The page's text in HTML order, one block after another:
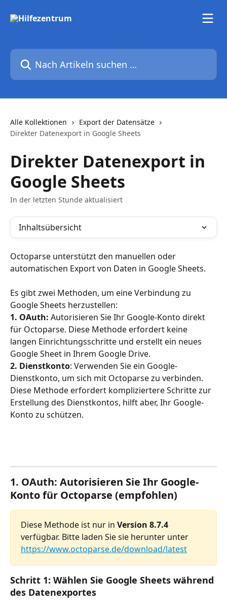
Nach Artikeln suchen …
Alle Kollektionen
Export der Datensätze
Direkter Datenexport in Google Sheets
Direkter Datenexport in
Google Sheets
In der letzten Stunde aktualisiert
Inhaltsübersicht
Octoparse unterstützt den manuellen oder
automatischen Export von Daten in Google Sheets.
Es gibt zwei Methoden, um eine Verbindung zu
Google Sheets herzustellen:
1. OAuth: Autorisieren Sie Ihr Google-Konto direkt
für Octoparse. Diese Methode erfordert keine
langen Einrichtungsschritte und erstellt ein neues
Google Sheet in Ihrem Google Drive.
2. Dienstkonto: Verwenden Sie ein Google-
Dienstkonto, um sich mit Octoparse zu verbinden.
Diese Methode erfordert kompliziertere Schritte zur
Erstellung des Dienstkontos, hilft aber, Ihr Google-
Konto zu schützen.
1. OAuth: Autorisieren Sie Ihr Google-
Konto für Octoparse (empfohlen)
Diese Methode ist nur in Version 8.7.4
verfügbar. Bitte laden Sie sie herunter unter
https://www.octoparse.de/download/latest
Schritt 1: Wählen Sie Google Sheets während
des Datenexportes